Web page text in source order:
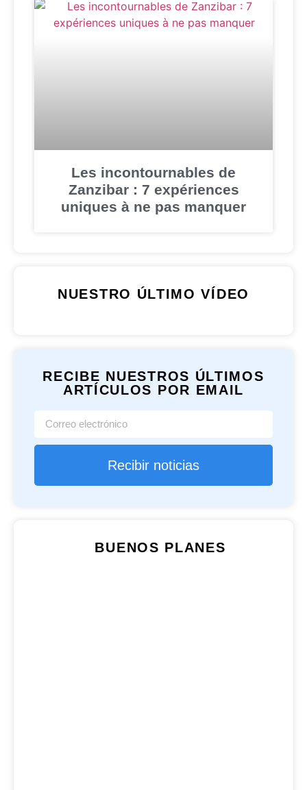
Les incontournables de
Zanzibar : 7 expériences
uniques à ne pas manquer
NUESTRO ÚLTIMO VÍDEO
RECIBE NUESTROS ÚLTIMOS
ARTÍCULOS POR EMAIL
Recibir noticias
BUENOS PLANES